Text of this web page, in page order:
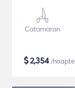
Catamaran
$2,354/noapte